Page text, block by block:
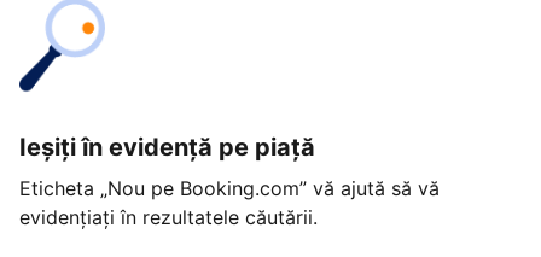
Ieșiți în evidență pe piață
Eticheta „Nou pe Booking.com” vă ajută să vă
evidențiați în rezultatele căutării.